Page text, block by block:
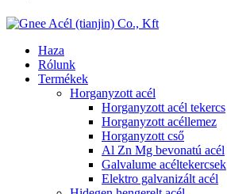
Haza
Rólunk
Termékek
Horganyzott acél
Horganyzott acél tekercs
Horganyzott acéllemez
Horganyzott cső
Al Zn Mg bevonatú acél
Galvalume acéltekercsek
Elektro galvanizált acél